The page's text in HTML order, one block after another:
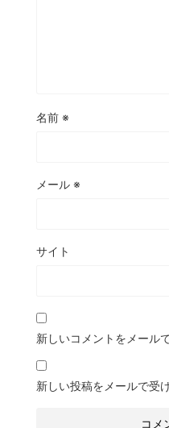
名前 ※
メール ※
サイト
新しいコメントをメール
新しい投稿をメールで受